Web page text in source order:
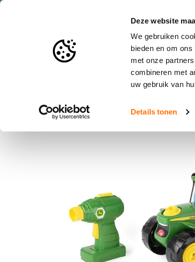
Deze website
We gebruiken
bieden en om
met onze
combineren met
uw gebruik van
Details tonen
Speelgoed en